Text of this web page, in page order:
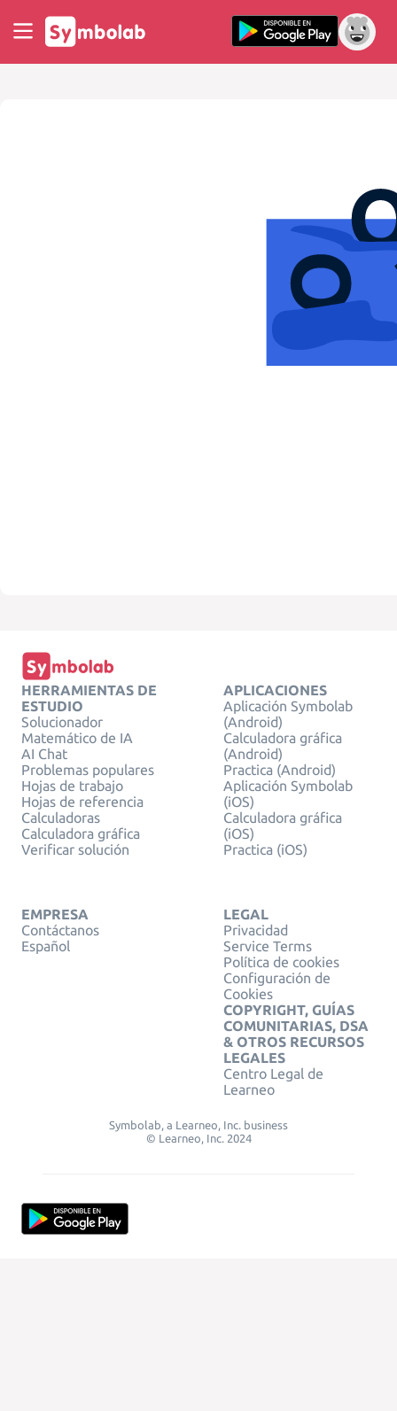
HERRAMIENTAS DE
ESTUDIO
Solucionador
Matemático de IA
AI Chat
Problemas populares
Hojas de trabajo
Hojas de referencia
Calculadoras
Calculadora gráfica
Verificar solución
APLICACIONES
Aplicación Symbolab
(Android)
Calculadora gráfica
(Android)
Practica (Android)
Aplicación Symbolab
(iOS)
Calculadora gráfica
(iOS)
Practica (iOS)
EMPRESA
Contáctanos
Español
LEGAL
Privacidad
Service Terms
Política de cookies
Configuración de
Cookies
COPYRIGHT, GUÍAS
COMUNITARIAS, DSA
& OTROS RECURSOS
LEGALES
Centro Legal de
Learneo
Symbolab, a Learneo, Inc. business
© Learneo, Inc. 2024